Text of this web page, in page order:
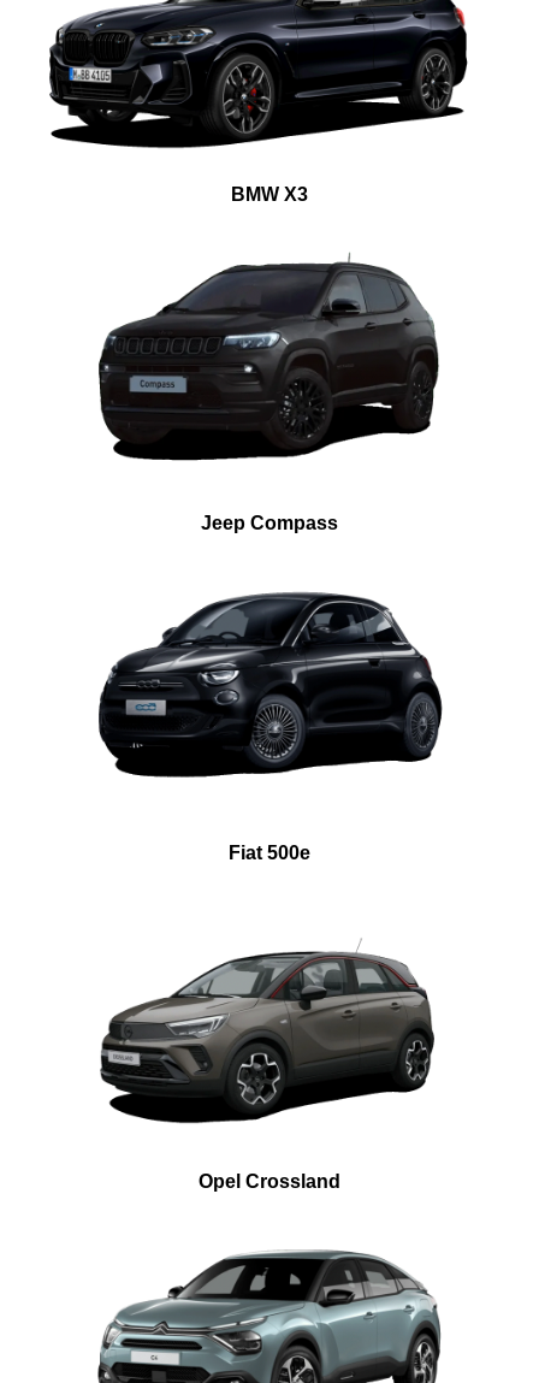
BMW X3
Jeep Compass
Fiat 500e
Opel Crossland